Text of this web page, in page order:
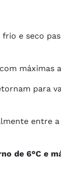
e seco
máximas
para
entre
de 6°C e